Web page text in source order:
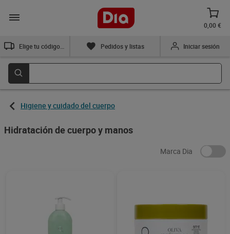
0,00 €
Pedidos y listas Iniciar sesión
Higiene y cuidado del cuerpo
Hidratación de cuerpo y manos
Marca Dia